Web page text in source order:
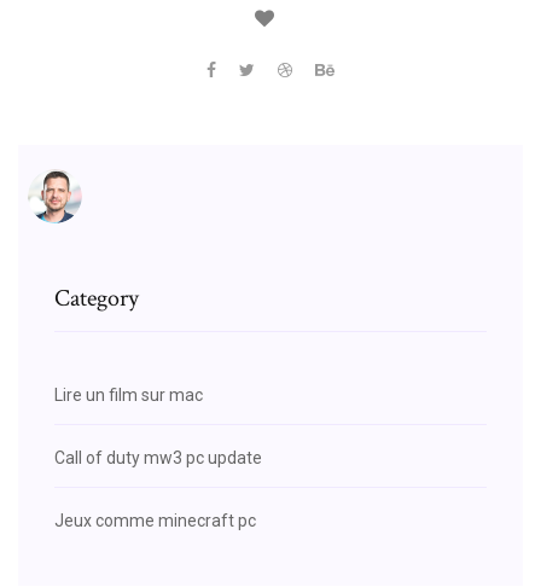
Category
Lire un film sur mac
Call of duty mw3 pc update
Jeux comme minecraft pc